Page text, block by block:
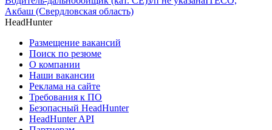
Акбаш (Свердловская область)
HeadHunter
Размещение вакансий
Поиск по резюме
О компании
Наши вакансии
Реклама на сайте
Требования к ПО
Безопасный HeadHunter
HeadHunter API